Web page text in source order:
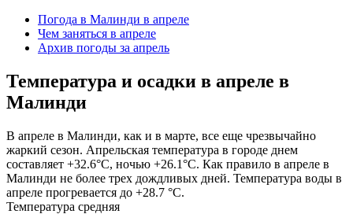
Погода в Малинди в апреле
Чем заняться в апреле
Архив погоды за апрель
Температура и осадки в апреле в
Малинди
В апреле в Малинди, как и в марте, все еще чрезвычайно
жаркий сезон. Апрельская температура в городе днем
составляет +32.6°C, ночью +26.1°C. Как правило в апреле в
Малинди не более трех дождливых дней. Температура воды в
апреле прогревается до +28.7 °C.
Температура средняя